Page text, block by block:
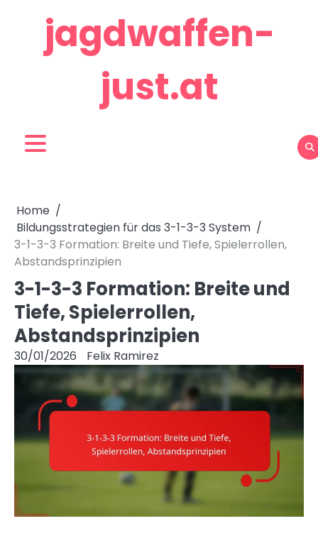
jagdwaffen-
just.at
Home
Bildungsstrategien für das 3-1-3-3 System
3-1-3-3 Formation: Breite und Tiefe, Spielerrollen,
Abstandsprinzipien
3-1-3-3 Formation: Breite und
Tiefe, Spielerrollen,
Abstandsprinzipien
30/01/2026 Felix Ramirez